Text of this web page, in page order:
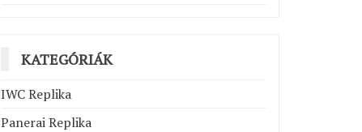
KATEGÓRIÁK
IWC Replika
Panerai Replika